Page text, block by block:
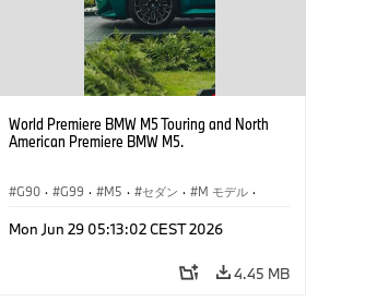
World Premiere BMW M5 Touring and North
American Premiere BMW M5.
G90 · G99 · M5 · セダン · M モデル ·
Mon Jun 29 05:13:02 CEST 2026
4.45 MB